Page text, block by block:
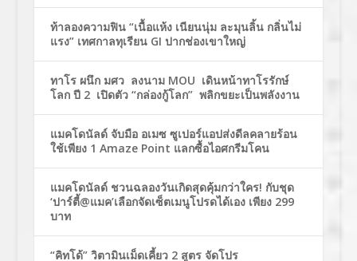
ท้าลองความฟิน “เนื้อแห้ง เนียนนุ่ม ละมุนลิ้น กลิ่นไม่
แรง” เทศกาลทุเรียน GI ปากช่องเขาใหญ่
ทาโร ผนึก มศว ลงนาม MOU เดินหน้าทาโรรักษ์
โลก ปี 2 เปิดตัว “กล่องกู้โลก” พลิกขยะเป็นพลังงาน
แมคโดนัลด์ จับมือ อเมซ ซูเปอร์แอปส่งดีลคลายร้อน
ใช้เพียง 1 Amaze Point แลกซื้อไอศกรีมโคน
แมคโดนัลด์ ชวนฉลองวันเกิดสุดคุ้มกว่าใคร! กับชุด
‘ปาร์ตี้@แมค’เลือกจัดเซ็ตเมนูโปรดได้เอง เพียง 299
บาท
“คิทโด้” วิตามินเม็ดเคี้ยว 2 สูตร จัดโปร